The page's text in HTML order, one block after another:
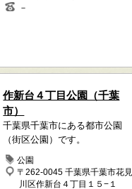
－
作新台４丁目公園（千葉
市）
千葉県千葉市にある都市公園
（街区公園）です。
公園
〒262-0045 千葉県千葉市花見
川区作新台４丁目１５−１